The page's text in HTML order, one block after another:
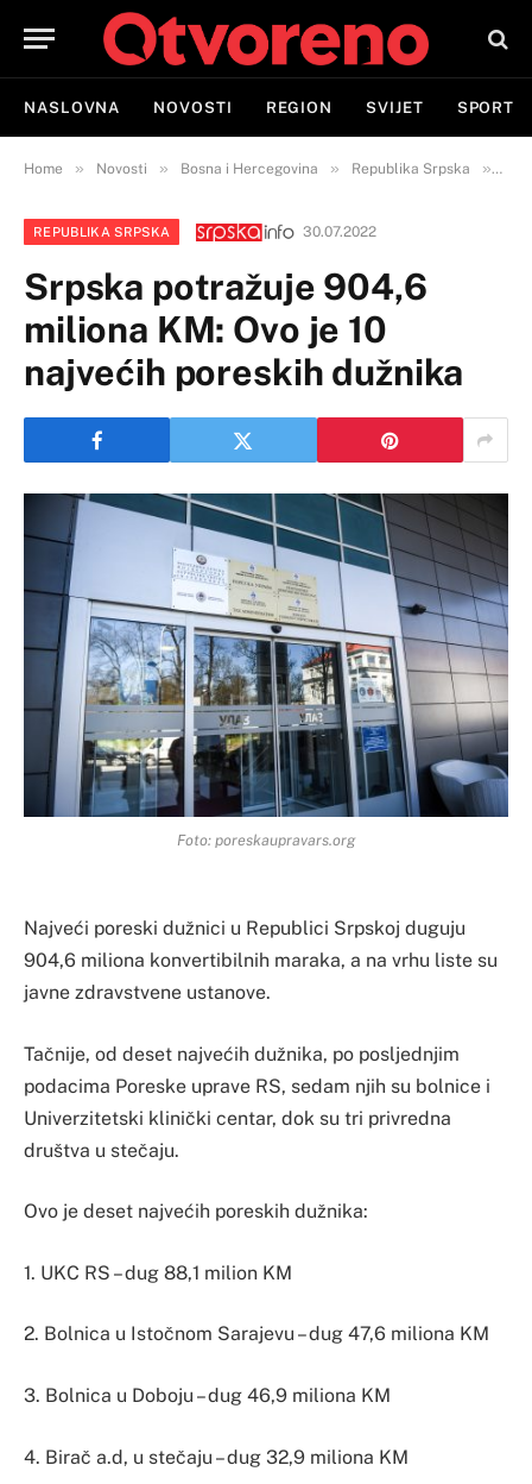
NASLOVNA NOVOSTI REGION SVIJET SPORT
Home » Novosti » Bosna i Hercegovina » Republika Srpska »
REPUBLIKA SRPSKA 30.07.2022
Srpska potražuje 904,6
miliona KM: Ovo je 10
najvećih poreskih dužnika
Foto: poreskaupravars.org
Najveći poreski dužnici u Republici Srpskoj duguju
904,6 miliona konvertibilnih maraka, a na vrhu liste su
javne zdravstvene ustanove.
Tačnije, od deset najvećih dužnika, po posljednjim
podacima Poreske uprave RS, sedam njih su bolnice i
Univerzitetski klinički centar, dok su tri privredna
društva u stečaju.
Ovo je deset najvećih poreskih dužnika:
1. UKC RS – dug 88,1 milion KM
2. Bolnica u Istočnom Sarajevu – dug 47,6 miliona KM
3. Bolnica u Doboju – dug 46,9 miliona KM
4. Birač a.d, u stečaju – dug 32,9 miliona KM